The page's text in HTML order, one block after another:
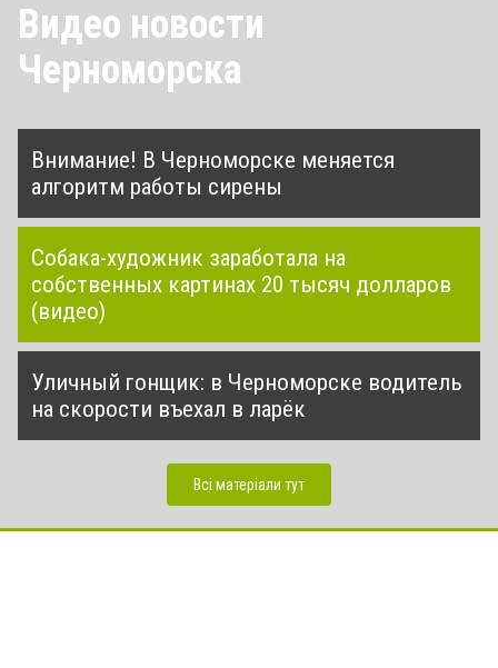
Видео новости
Черноморска
Внимание! В Черноморске меняется
алгоритм работы сирены
Собака-художник заработала на
собственных картинах 20 тысяч долларов
(видео)
Уличный гонщик: в Черноморске водитель
на скорости въехал в ларёк
Всі матеріали тут